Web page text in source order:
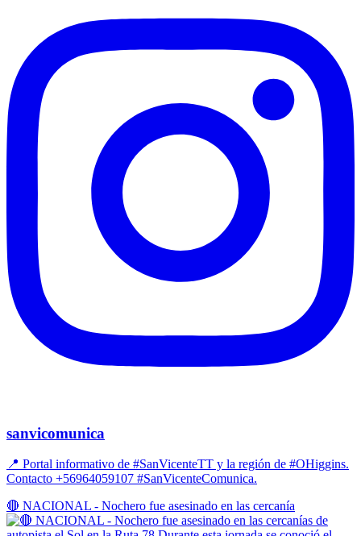
entradas
sanvicomunica
📍 Portal informativo de #SanVicenteTT y la región de #OHiggins.
Contacto +56964059107 #SanVicenteComunica.
🔴 NACIONAL - Nochero fue asesinado en las cercanía